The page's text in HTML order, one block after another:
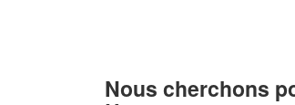
Nous cherchons